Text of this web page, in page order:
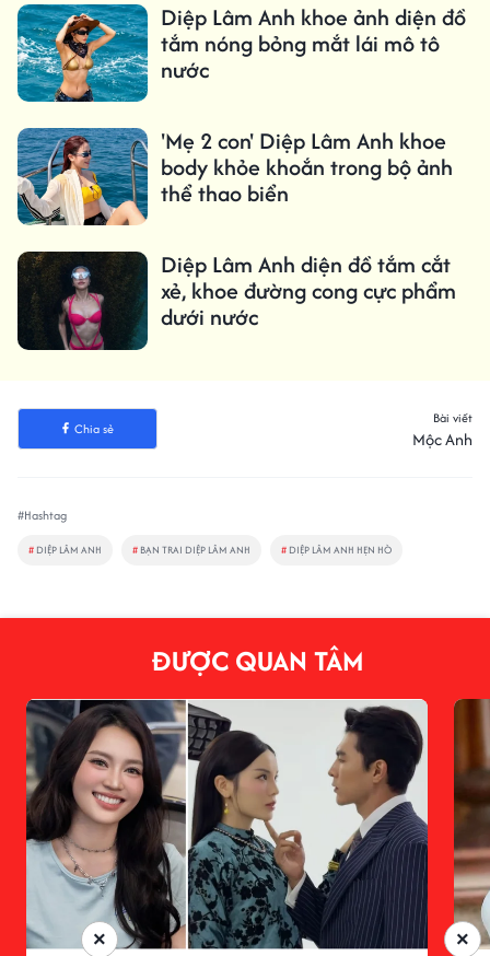
Diệp Lâm Anh khoe ảnh diện đồ
tắm nóng bỏng mắt lái mô tô
nước
'Mẹ 2 con' Diệp Lâm Anh khoe
body khỏe khoắn trong bộ ảnh
thể thao biển
Diệp Lâm Anh diện đồ tắm cắt
xẻ, khoe đường cong cực phẩm
dưới nước
Chia sẻ
Bài viết
Mộc Anh
#Hashtag
# DIỆP LÂM ANH # BẠN TRAI DIỆP LÂM ANH # DIỆP LÂM ANH HẸN HÒ
ĐƯỢC QUAN TÂM
×
×